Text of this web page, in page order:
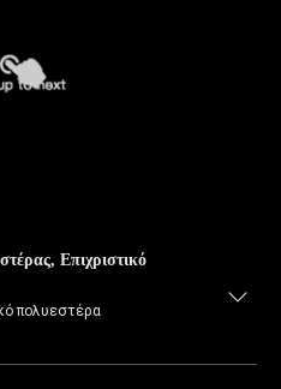
Επιχριστικό
πολυεστέρα